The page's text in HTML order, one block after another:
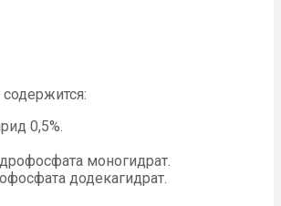
содержится:
0,5%.
моногидрат.
додекагидрат.